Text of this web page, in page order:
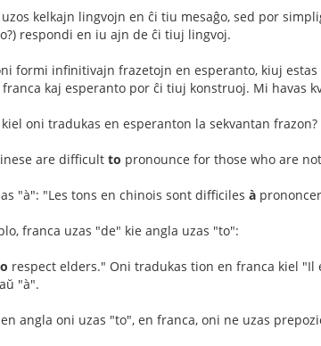
kelkajn lingvojn en ĉi tiu mesaĝo, sed por
respondi en iu ajn de ĉi tiuj lingvoj.
formi infinitivajn frazetojn en esperanto, kiuj
kaj esperanto por ĉi tiuj konstruoj. Mi havas
kiel oni tradukas en esperanton la sekvantan frazon?
are difficult to pronounce for those who are
"à": "Les tons en chinois sont difficiles à
franca uzas "de" kie angla uzas "to":
respect elders." Oni tradukas tion en franca kiel "Il
"à".
angla oni uzas "to", en franca, oni ne uzas